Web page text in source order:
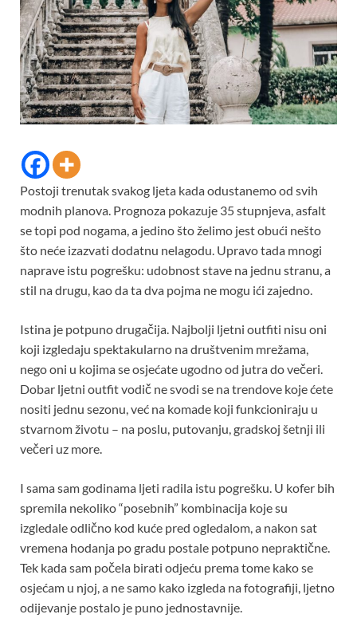
Postoji trenutak svakog ljeta kada odustanemo od svih
modnih planova. Prognoza pokazuje 35 stupnjeva, asfalt
se topi pod nogama, a jedino što želimo jest obući nešto
što neće izazvati dodatnu nelagodu. Upravo tada mnogi
naprave istu pogrešku: udobnost stave na jednu stranu, a
stil na drugu, kao da ta dva pojma ne mogu ići zajedno.
Istina je potpuno drugačija. Najbolji ljetni outfiti nisu oni
koji izgledaju spektakularno na društvenim mrežama,
nego oni u kojima se osjećate ugodno od jutra do večeri.
Dobar ljetni outfit vodič ne svodi se na trendove koje ćete
nositi jednu sezonu, već na komade koji funkcioniraju u
stvarnom životu – na poslu, putovanju, gradskoj šetnji ili
večeri uz more.
I sama sam godinama ljeti radila istu pogrešku. U kofer bih
spremila nekoliko “posebnih” kombinacija koje su
izgledale odlično kod kuće pred ogledalom, a nakon sat
vremena hodanja po gradu postale potpuno nepraktične.
Tek kada sam počela birati odjeću prema tome kako se
osjećam u njoj, a ne samo kako izgleda na fotografiji, ljetno
odijevanje postalo je puno jednostavnije.